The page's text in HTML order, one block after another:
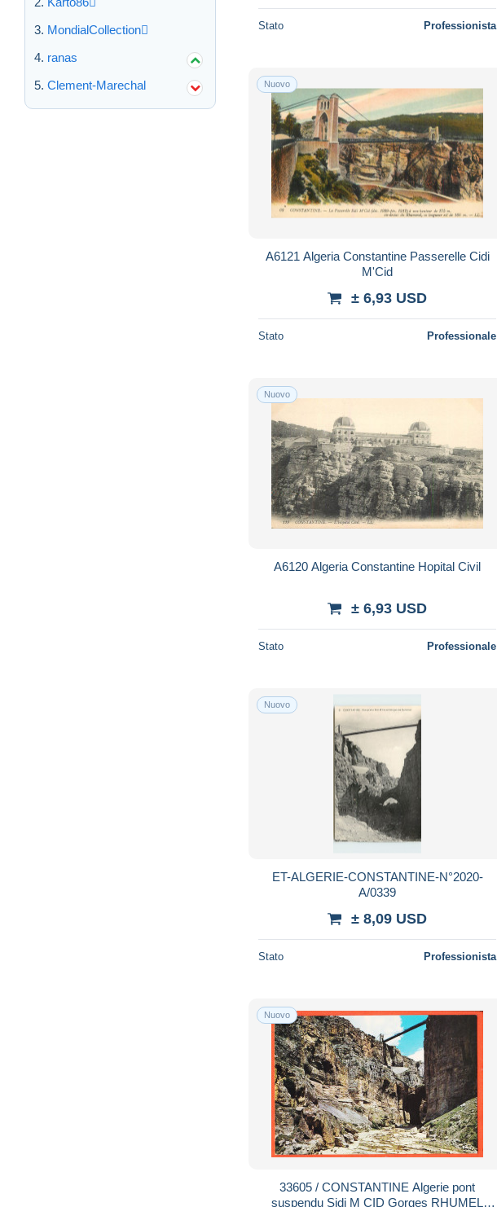
MondialCollection
ranas
Clement-Marechal
Stato Professionista
Nuovo
A6121 Algeria Constantine Passerelle Cidi
M'Cid
± 6,93 USD
Stato Professionale
Nuovo
A6120 Algeria Constantine Hopital Civil
± 6,93 USD
Stato Professionale
Nuovo
ET-ALGERIE-CONSTANTINE-N°2020-
A/0339
± 8,09 USD
Stato Professionista
Nuovo
33605 / CONSTANTINE Algerie pont
suspendu Sidi M CID Gorges RHUMEL